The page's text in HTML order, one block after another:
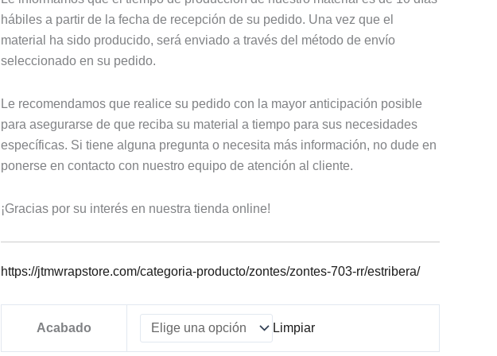
hábiles a partir de la fecha de recepción de su pedido. Una vez que el
material ha sido producido, será enviado a través del método de envío
seleccionado en su pedido.
Le recomendamos que realice su pedido con la mayor anticipación posible
para asegurarse de que reciba su material a tiempo para sus necesidades
específicas. Si tiene alguna pregunta o necesita más información, no dude en
ponerse en contacto con nuestro equipo de atención al cliente.
¡Gracias por su interés en nuestra tienda online!
https://jtmwrapstore.com/categoria-producto/zontes/zontes-703-rr/estribera/
Acabado Limpiar